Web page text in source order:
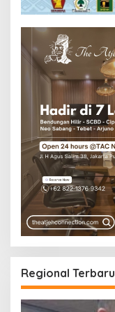
Regional Terbaru